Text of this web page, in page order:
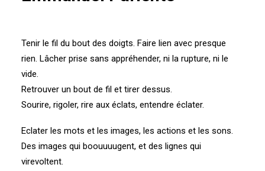
Tenir le fil du bout des doigts. Faire lien avec presque
rien. Lâcher prise sans appréhender, ni la rupture, ni le
vide.
Retrouver un bout de fil et tirer dessus.
Sourire, rigoler, rire aux éclats, entendre éclater.
Eclater les mots et les images, les actions et les sons.
Des images qui boouuuugent, et des lignes qui
virevoltent.